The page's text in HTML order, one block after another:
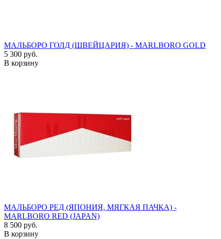
МАЛЬБОРО ГОЛД (ШВЕЙЦАРИЯ) - MARLBORO GOLD
5 300 руб.
В корзину
МАЛЬБОРО РЕД (ЯПОНИЯ, МЯГКАЯ ПАЧКА) -
MARLBORO RED (JAPAN)
8 500 руб.
В корзину